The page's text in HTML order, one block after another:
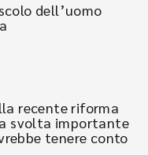
dell’uomo
recente riforma
svolta importante
tenere conto